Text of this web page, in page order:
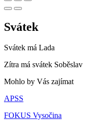
Svátek
Svátek má Lada
Zítra má svátek Soběslav
Mohlo by Vás zajímat
APSS
FOKUS Vysočina